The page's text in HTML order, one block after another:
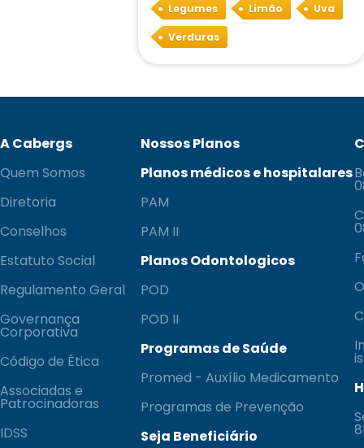
Legumes Limão Uva
Verduras
A Cabergs
Quem Somos
Diretoria
Conselhos
Estatuto Social
Regulamento Geral
Governança
Corporativa
Código de Ética
Associadas e
Patrocinadoras
IDSS
Nossos Planos
Planos médicos e hospitalares
PAM
PAM II
Planos Odontologicos
POD
POD II
Programas de Saúde
Promed - Auxílio Medicamento
Programas de Prevenção
Seja Beneficiário